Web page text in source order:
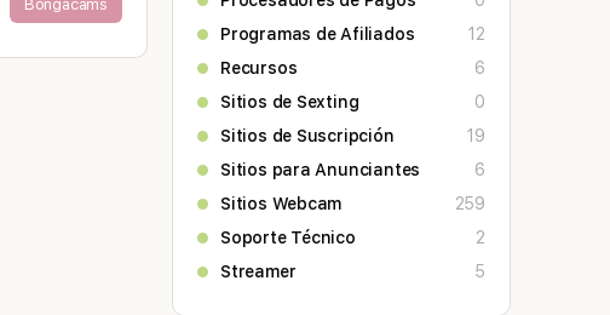
Bongacams
Programas de Afiliados
12
Recursos
6
Sitios de Sexting
0
Sitios de Suscripción
19
Sitios para Anunciantes
6
Sitios Webcam
259
Soporte Técnico
2
Streamer
5